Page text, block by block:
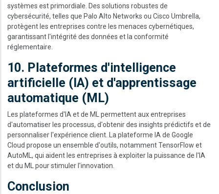
systèmes est primordiale. Des solutions robustes de
cybersécurité, telles que Palo Alto Networks ou Cisco Umbrella,
protègent les entreprises contre les menaces cybernétiques,
garantissant l'intégrité des données et la conformité
réglementaire.
10. Plateformes d'intelligence
artificielle (IA) et d'apprentissage
automatique (ML)
Les plateformes d'IA et de ML permettent aux entreprises
d'automatiser les processus, d'obtenir des insights prédictifs et de
personnaliser l'expérience client. La plateforme IA de Google
Cloud propose un ensemble d'outils, notamment TensorFlow et
AutoML, qui aident les entreprises à exploiter la puissance de l'IA
et du ML pour stimuler l'innovation.
Conclusion